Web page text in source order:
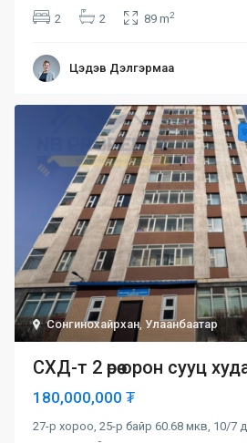
2 2 89 m2
Цэдэв Дэлгэрмаа
Сонгинохайрхан,Улаанбаатар
СХД-т 2 өрөө орон сууц
180,000,000 ₮
27-р хороо, 25-р байр 60.68 мкв, 10/7